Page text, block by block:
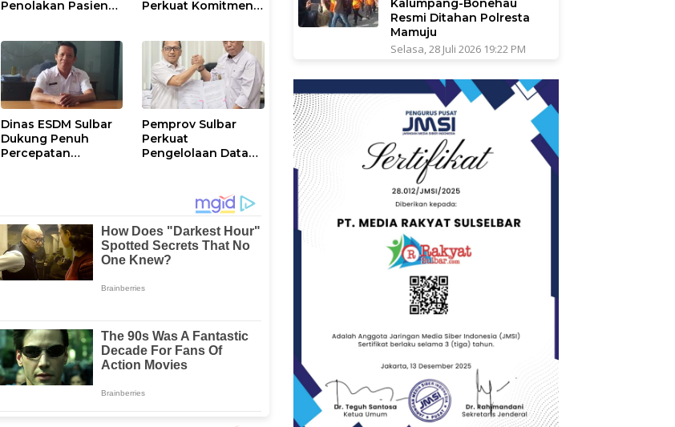
Penolakan Pasien
Kesehatan
Perkuat Komitmen
Intelektual
Dinas ESDM Sulbar
Dukung Penuh
Percepatan
Pemprov Sulbar
Perkuat
Pengelolaan Data
17 Tahun 2023
Kalumpang-Bonehau
Resmi Ditahan Polresta
Mamuju
Selasa, 28 Juli 2026 19:22 PM